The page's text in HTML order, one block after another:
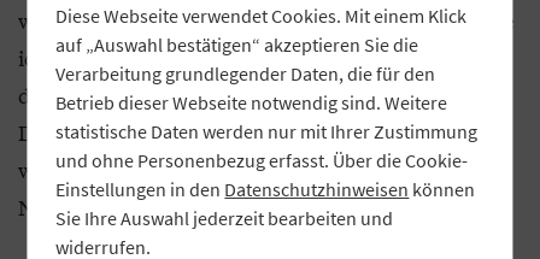
wenn die neuen Regeln in Kraft treten. Deshalb rate
ich dazu, wohlüberlegt zu handeln. Es ist absehbar,
dass Scharen an neuen und altbekannten
Dienstleistern bei den Bankkunden anklopfen
werden, weil sie den großen Reibach mit den
Nutzerdaten wittern.
Diese Webseite verwendet Cookies. Mit einem Klick
auf „Auswahl bestätigen“ akzeptieren Sie die
Verarbeitung grundlegender Daten, die für den
Betrieb dieser Webseite notwendig sind. Weitere
statistische Daten werden nur mit Ihrer Zustimmung
und ohne Personenbezug erfasst. Über die Cookie-
Einstellungen in den Datenschutzhinweisen können
Sie Ihre Auswahl jederzeit bearbeiten und
widerrufen.